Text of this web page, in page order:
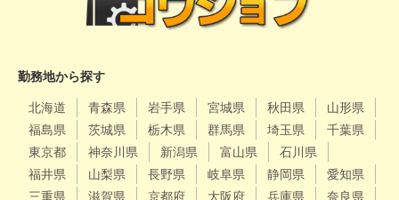
勤務地から探す
北海道 青森県 岩手県 宮城県 秋田県
山形県
福島県
茨城県 栃木県 群馬県 埼玉県
千葉県
東京都
神奈川県 新潟県 富山県
石川県
福井県
山梨県 長野県 岐阜県 静岡県
愛知県
三重県
滋賀県 京都府 大阪府 兵庫県
奈良県